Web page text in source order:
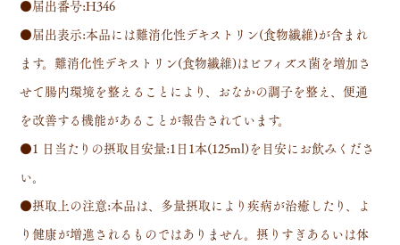
●届出番号:H346
●届出表示:本品には難消化性デキストリン(食物繊維)が含まれ
ます。難消化性デキストリン(食物繊維)はビフィズス菌を増加さ
せて腸内環境を整えることにより、おなかの調子を整え、便通
を改善する機能があることが報告されています。
●1 日当たりの摂取目安量:1日1本(125ml)を目安にお飲みくださ
い。
●摂取上の注意:本品は、多量摂取により疾病が治癒したり、よ
り健康が増進されるものではありません。摂りすぎあるいは体